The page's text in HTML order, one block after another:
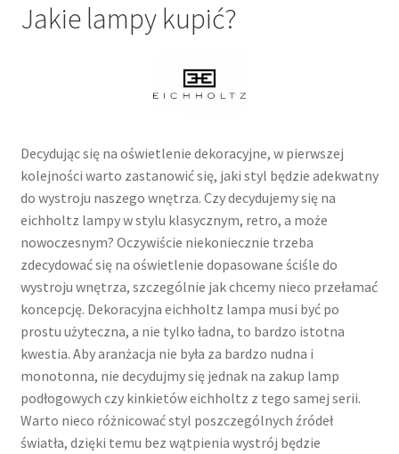
Jakie lampy kupić?
Decydując się na oświetlenie dekoracyjne, w pierwszej
kolejności warto zastanowić się, jaki styl będzie adekwatny
do wystroju naszego wnętrza. Czy decydujemy się na
eichholtz lampy w stylu klasycznym, retro, a może
nowoczesnym? Oczywiście niekoniecznie trzeba
zdecydować się na oświetlenie dopasowane ściśle do
wystroju wnętrza, szczególnie jak chcemy nieco przełamać
koncepcję. Dekoracyjna eichholtz lampa musi być po
prostu użyteczna, a nie tylko ładna, to bardzo istotna
kwestia. Aby aranżacja nie była za bardzo nudna i
monotonna, nie decydujmy się jednak na zakup lamp
podłogowych czy kinkietów eichholtz z tego samej serii.
Warto nieco różnicować styl poszczególnych źródeł
światła, dzięki temu bez wątpienia wystrój będzie